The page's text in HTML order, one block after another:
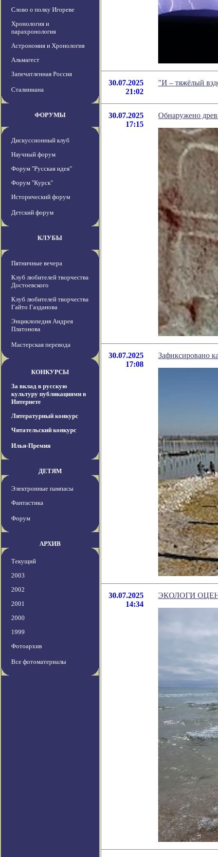
Слово о полку Игореве
Хронология и
парахронология
Астрономия и Хронология
Альмагест
Запечатленная Россия
Сталиниана
ФОРУМЫ
Дискуссионный клуб
Научный форум
Форум "Русская идея"
Форум "Курск"
Исторический форум
Детский форум
КЛУБЫ
Пятничные вечера
Клуб любителей творчества
Достоевского
Клуб любителей творчества
Гайто Газданова
Энциклопедия Андрея
Платонова
Мастерская перевода
КОНКУРСЫ
За вклад в русскую
культуру публикациями в
Интернете
Литературный конкурс
Читательский конкурс
Илья-Премия
ДЕТЯМ
Электронные пампасы
Фантастика
Форум
АРХИВ
Текущий
2003
2002
2001
2000
1999
Фотоархив
Все фотоматериалы
30.07.2025
21:02
"И – тяжёлый
30.07.2025
17:15
Обнаружено
30.07.2025
17:08
Зафиксировано
30.07.2025
14:34
ЭКОЛОГИ